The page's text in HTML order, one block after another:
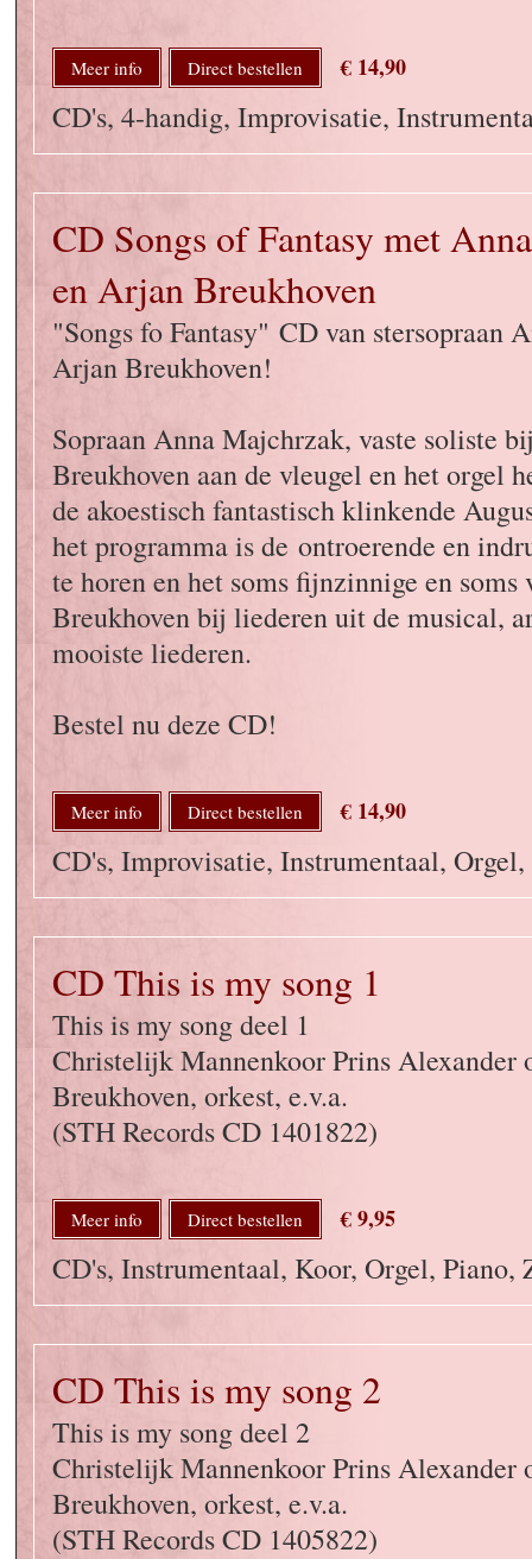
Meer info Direct bestellen € 14,90
CD's, 4-handig, Improvisatie,
CD Songs of Fantasy met
en Arjan Breukhoven
"Songs fo Fantasy" CD van stersopraan
Arjan Breukhoven!
Sopraan Anna Majchrzak, vaste soliste
Breukhoven aan de vleugel en het orgel
de akoestisch fantastisch klinkende
het programma is de ontroerende en
te horen en het soms fijnzinnige en
Breukhoven bij liederen uit de musical,
mooiste liederen.
Bestel nu deze CD!
Meer info Direct bestellen € 14,90
CD's, Improvisatie, Instrumentaal,
CD This is my song 1
This is my song deel 1
Christelijk Mannenkoor Prins Alexander
Breukhoven, orkest, e.v.a.
(STH Records CD 1401822)
Meer info Direct bestellen € 9,95
CD's, Instrumentaal, Koor, Orgel, Piano,
CD This is my song 2
This is my song deel 2
Christelijk Mannenkoor Prins Alexander
Breukhoven, orkest, e.v.a.
(STH Records CD 1405822)